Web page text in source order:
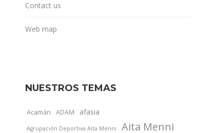
Contact us
Web map
NUESTROS TEMAS
Acamán ADAM afasia
Agrupación Deportiva Aita Menni Aita Menni